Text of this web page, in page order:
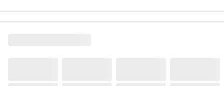
使用方法
●つめかえ方 1.平らなところにおき、注ぎ